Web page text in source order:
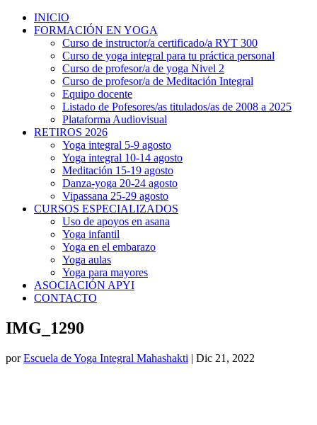
INICIO
FORMACIÓN EN YOGA
Curso de instructor/a certificado/a RYT 300
Curso de yoga integral para tu práctica personal
Curso de profesor/a de yoga Nivel 2
Curso de profesor/a de Meditación Integral
Equipo docente
Listado de Pofesores/as titulados/as de 2008 a 2025
Plataforma Audiovisual
RETIROS 2026
Yoga integral 5-9 agosto
Yoga integral 10-14 agosto
Meditación 15-19 agosto
Danza-yoga 20-24 agosto
Vipassana 25-29 agosto
CURSOS ESPECIALIZADOS
Uso de apoyos en asana
Yoga infantil
Yoga en el embarazo
Yoga aulas
Yoga para mayores
ASOCIACIÓN APYI
CONTACTO
IMG_1290
porEscuela de Yoga Integral Mahashakti | Dic 21, 2022